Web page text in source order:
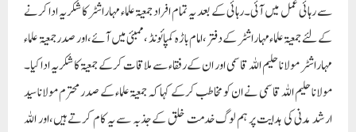
سے رہائی عمل میں آئی۔رہائی کے بعد یہ تمام افراد جمعیۃعلماء مہاراشٹر کا شکریہ ادا کرنے
کے لئے جمعیۃعلماء مہاراشٹر کے دفتر ،امام باڑہ کمپائونڈ ،ممبئی میں آئے ،اور صدر جمعیۃ علماء
مہاراشٹر مولانا حلیم اللہ قاسمی اور ان کے رفقاء سے ملاقات کرکے جمعیۃ کا شکریہ ادا کیا۔
مولانا حلیم اللہ قاسمی نے ان کو مخاطب کرکے کہا کہ جمعیۃعلماء کے صدر محترم مولانا سید
ارشد مدنی کی ہدایت پر ہم لوگ خدمت خلق کے جذبہ سے یہ کام کرتے ہیں،اور اللہ